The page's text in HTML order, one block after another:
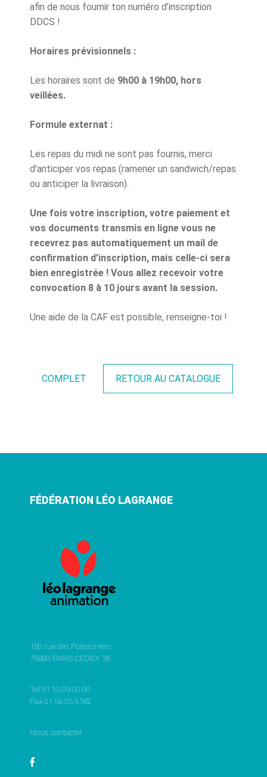
afin de nous fournir ton numéro d’inscription
DDCS !
Horaires prévisionnels :
Les horaires sont de 9h00 à 19h00, hors
veillées.
Formule externat :
Les repas du midi ne sont pas fournis, merci
d'anticiper vos repas (ramener un sandwich/repas
ou anticiper la livraison).
Une fois votre inscription, votre paiement et
vos documents transmis en ligne vous ne
recevrez pas automatiquement un mail de
confirmation d’inscription, mais celle-ci sera
bien enregistrée ! Vous allez recevoir votre
convocation 8 à 10 jours avant la session.
Une aide de la CAF est possible, renseigne-toi !
COMPLET RETOUR AU CATALOGUE
FÉDÉRATION LÉO LAGRANGE
150 rue des Poissoniers
75883 PARIS CEDEX 18
Tél 01 53 09 00 00
Fax 01 56 55 5182
Nous contacter